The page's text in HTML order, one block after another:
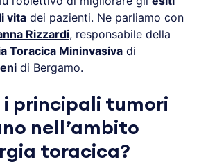
vita dei pazienti. Ne parliamo con
Rizzardi, responsabile della
Toracica Mininvasiva di
di Bergamo.
i principali tumori
nell’ambito
toracica?